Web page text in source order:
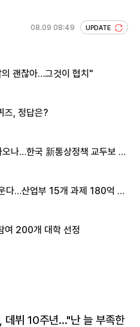
08.09 08:49 UPDATE
괜찮아…그것이 협치"
즈, 정답은?
나…한국 新통상정책 교두보 활
다…산업부 15개 과제 180억 지
여 200개 대학 선정
데뷔 10주년…"난 늘 부족한